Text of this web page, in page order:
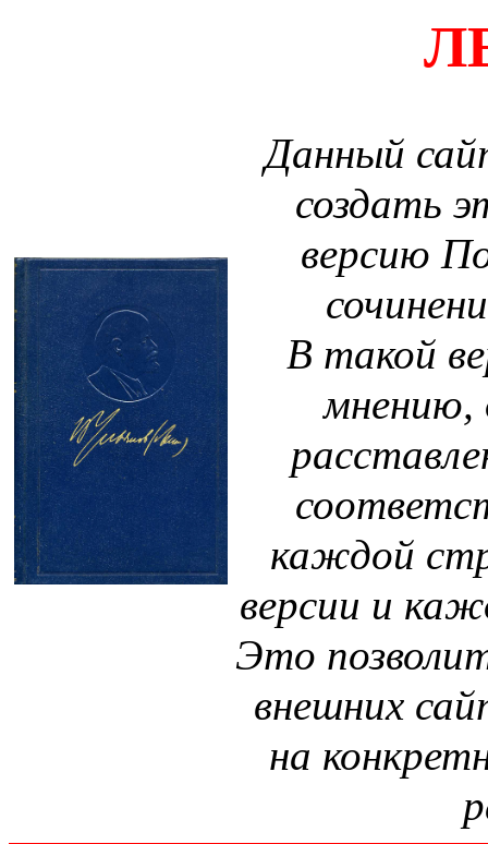
Данный
создать
версию
В такой
каждой
версии и
Это
внешних
на